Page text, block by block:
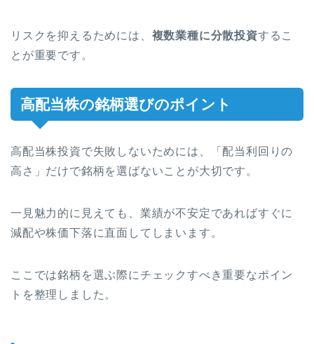
リスクを抑えるためには、 複数業種に分散投資するこ
とが重要です。
高配当株の銘柄選びのポイント
高配当株投資で失敗しないためには、「配当利回りの
高さ」だけで銘柄を選ばないことが大切です。
一見魅力的に見えても、業績が不安定であればすぐに
減配や株価下落に直面してしまいます。
ここでは銘柄を選ぶ際にチェックすべき重要なポイン
トを整理しました。